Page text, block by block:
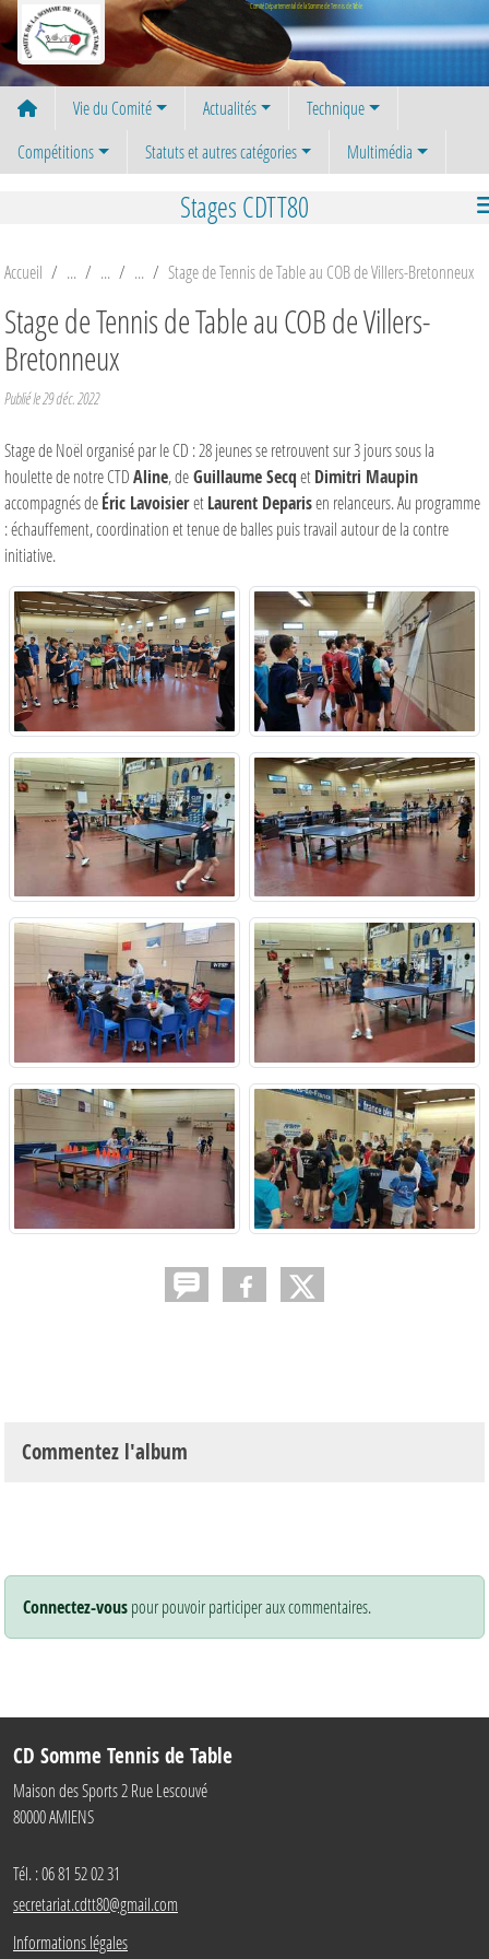
Comité Départemental de la Somme de Tennis de Table
Vie du Comité Actualités
Technique
Compétitions
Statuts et autres catégories Multimédia
Stages CDTT80
Accueil Stage de Tennis de Table au COB de Villers-Bretonneux
Stage de Tennis de Table au COB de Villers-
Bretonneux
Publié le29 déc. 2022
Stage de Noël organisé par le CD : 28 jeunes se retrouvent sur 3 jours sous la
houlette de notre CTDAline, deGuillaume SecqetDimitri Maupin
accompagnés deÉric LavoisieretLaurent Deparisen relanceurs. Au programme
: échauffement, coordination et tenue de balles puis travail autour de la contre
initiative.
Commentez l'album
Connectez-vouspour pouvoir participer aux commentaires.
CD Somme Tennis de Table
Maison des Sports 2 Rue Lescouvé
80000AMIENS
Tél. :06 81 52 02 31
secretariat.cdtt80@gmail.com
Informations légales
Panneau de gestion des cookies